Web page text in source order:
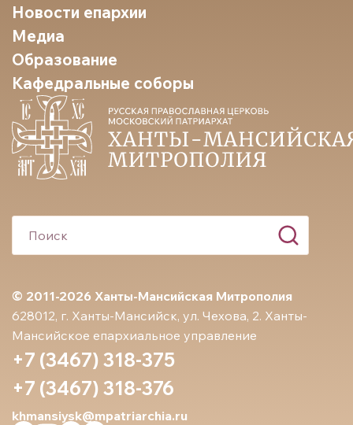
© 2011-2026 Ханты-Мансийская Митрополия
628012, г. Ханты-Мансийск, ул. Чехова, 2. Ханты-
Мансийское епархиальное управление
+7 (3467) 318-375
+7 (3467) 318-376
khmansiysk@mpatriarchia.ru
Новости епархии
Медиа
Образование
Кафедральные соборы